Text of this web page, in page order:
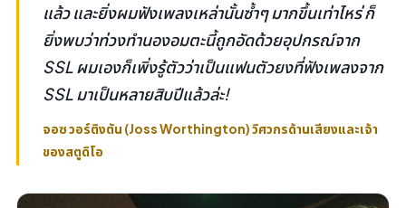
แล้ว และยิ่งผมฟังเพลงเหล่านั้นซ้ำๆ มากขึ้นเท่าไหร่ ก็
ยิ่งพบว่าท่วงทำนองอมตะนี้ถูกอัดด้วยอุปกรณ์จาก
SSL ผมเองก็เพิ่งรู้ตัวว่าเป็นแฟนตัวยงที่ฟังเพลงจาก
SSL มาเป็นหลายสิบปีแล้วล่ะ!
จอซ วอร์ติงตัน (Joss Worthington) วิศวกรด้านเสียงและเจ้า
ของสตูดิโอ